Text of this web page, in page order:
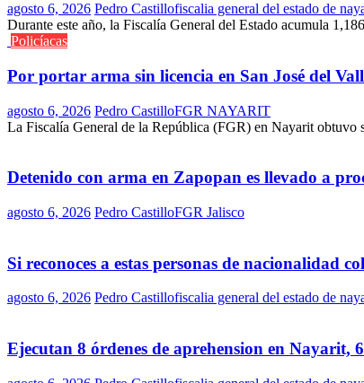
agosto 6, 2026 Pedro Castillofiscalia general del estado de
Durante este año, la Fiscalía General del Estado acumula
Policíacas
Por portar arma sin licencia en San José del
agosto 6, 2026 Pedro CastilloFGR NAYARIT
La Fiscalía General de la República (FGR) en Nayarit obtuvo
Detenido con arma en Zapopan es llevado a
agosto 6, 2026 Pedro CastilloFGR Jalisco
Si reconoces a estas personas de nacionalidad
agosto 6, 2026 Pedro Castillofiscalia general del estado de
Ejecutan 8 órdenes de aprehension en